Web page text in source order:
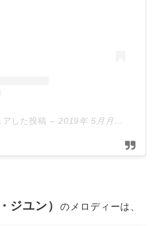
した投稿 – 2019年 5月月27日午後6時44分PDT
ジユン）のメロディーは、